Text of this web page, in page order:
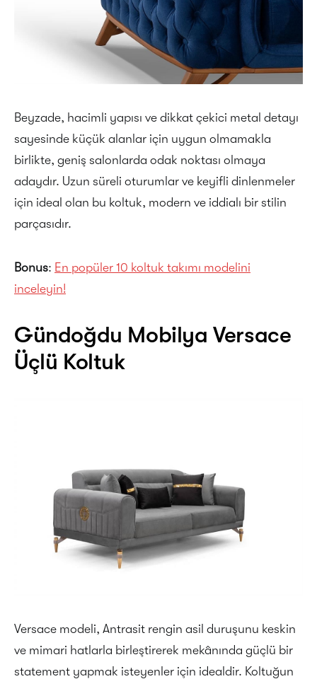
Beyzade, hacimli yapısı ve dikkat çekici metal detayı
sayesinde küçük alanlar için uygun olmamakla
birlikte, geniş salonlarda odak noktası olmaya
adaydır. Uzun süreli oturumlar ve keyifli dinlenmeler
için ideal olan bu koltuk, modern ve iddialı bir stilin
parçasıdır.
Bonus: En popüler 10 koltuk takımı modelini
inceleyin!
Gündoğdu Mobilya Versace
Üçlü Koltuk
Versace modeli, Antrasit rengin asil duruşunu keskin
ve mimari hatlarla birleştirerek mekânında güçlü bir
statement yapmak isteyenler için idealdir. Koltuğun